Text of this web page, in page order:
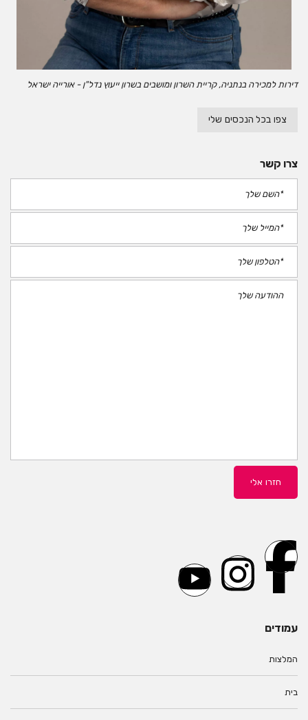
דירות למכירה בנתניה, קריית השרון ומושבים בשרון ייעוץ נדל"ן - אורייה ישראל
צפו בכל הנכסים שלי
צרו קשר
עמודים
המלצות
בית